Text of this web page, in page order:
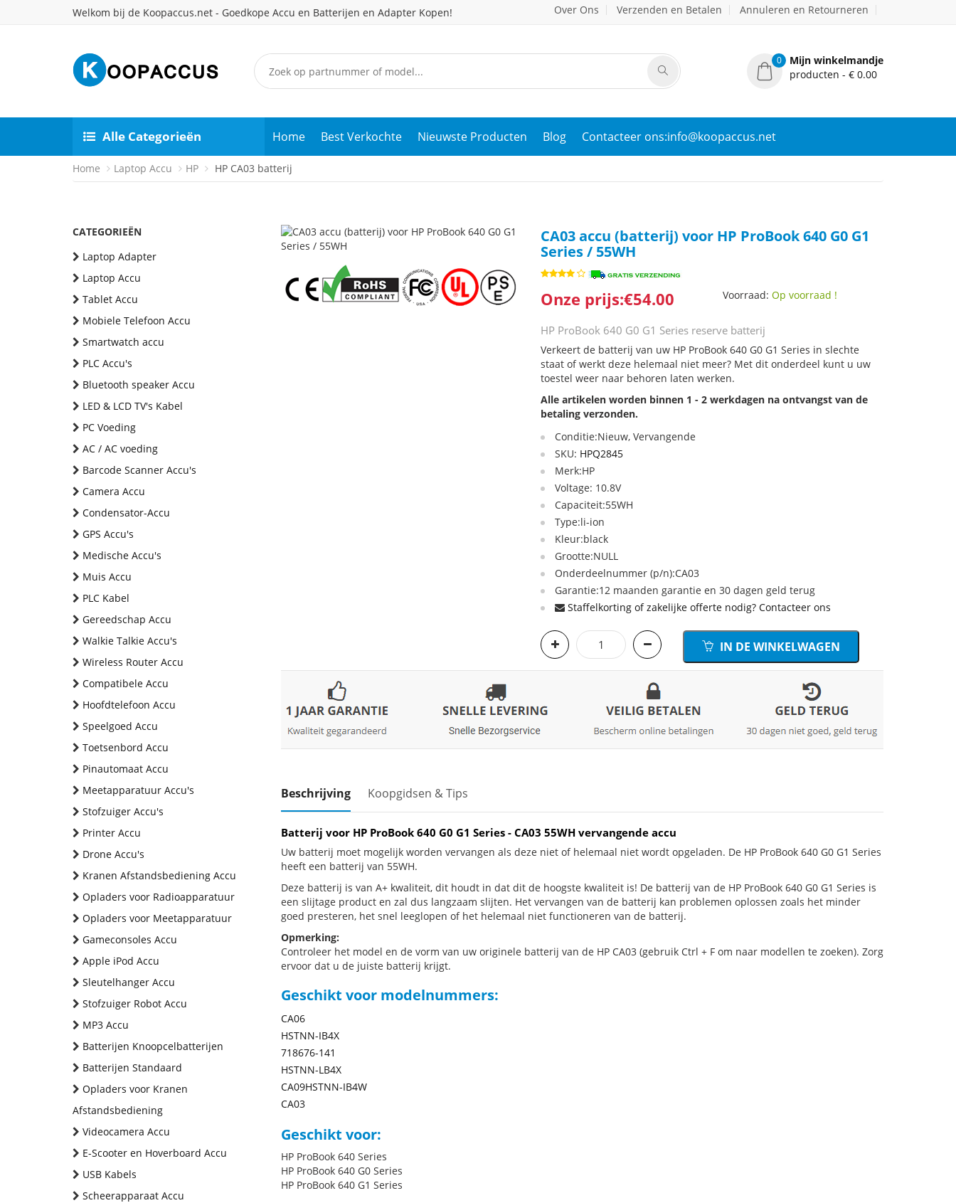
Welkom bij de Koopaccus.net - Goedkope Accu en Batterijen en Adapter Kopen! Over Ons Verzenden en Betalen Annuleren en Retourneren
0
Mijn winkelmandje
producten - € 0.00
Alle Categorieën Home Best Verkochte Nieuwste Producten Blog Contacteer ons:info@koopaccus.net
Home Laptop Accu HP HP CA03 batterij
CATEGORIEËN
Laptop Adapter
Laptop Accu
Tablet Accu
Mobiele Telefoon Accu
Smartwatch accu
PLC Accu's
Bluetooth speaker Accu
LED & LCD TV's Kabel
PC Voeding
AC / AC voeding
Barcode Scanner Accu's
Camera Accu
Condensator-Accu
GPS Accu's
Medische Accu's
Muis Accu
PLC Kabel
Gereedschap Accu
Walkie Talkie Accu's
Wireless Router Accu
Compatibele Accu
Hoofdtelefoon Accu
Speelgoed Accu
Toetsenbord Accu
Pinautomaat Accu
Meetapparatuur Accu's
Stofzuiger Accu's
Printer Accu
Drone Accu's
Kranen Afstandsbediening Accu
Opladers voor Radioapparatuur
Opladers voor Meetapparatuur
Gameconsoles Accu
Apple iPod Accu
Sleutelhanger Accu
Stofzuiger Robot Accu
MP3 Accu
Batterijen Knoopcelbatterijen
Batterijen Standaard
Opladers voor Kranen
Afstandsbediening
Videocamera Accu
E-Scooter en Hoverboard Accu
USB Kabels
Scheerapparaat Accu
CA03 accu (batterij) voor HP ProBook 640 G0 G1
Series / 55WH
Onze prijs:€54.00 Voorraad:Op voorraad !
HP ProBook 640 G0 G1 Series reserve batterij
Verkeert de batterij van uw HP ProBook 640 G0 G1 Series in slechte
staat of werkt deze helemaal niet meer? Met dit onderdeel kunt u uw
toestel weer naar behoren laten werken.
Alle artikelen worden binnen 1 - 2 werkdagen na ontvangst van de
betaling verzonden.
Conditie:Nieuw, Vervangende
SKU: HPQ2845
Merk:HP
Voltage: 10.8V
Capaciteit:55WH
Type:li-ion
Kleur:black
Grootte:NULL
Onderdeelnummer (p/n):CA03
Garantie:12 maanden garantie en 30 dagen geld terug
Staffelkorting of zakelijke offerte nodig? Contacteer ons
IN DE WINKELWAGEN
Beschrijving Koopgidsen & Tips
Batterij voor HP ProBook 640 G0 G1 Series - CA03 55WH vervangende accu
Uw batterij moet mogelijk worden vervangen als deze niet of helemaal niet wordt opgeladen. De HP ProBook 640 G0 G1 Series
heeft een batterij van 55WH.
Deze batterij is van A+ kwaliteit, dit houdt in dat dit de hoogste kwaliteit is! De batterij van de HP ProBook 640 G0 G1 Series is
een slijtage product en zal dus langzaam slijten. Het vervangen van de batterij kan problemen oplossen zoals het minder
goed presteren, het snel leeglopen of het helemaal niet functioneren van de batterij.
Opmerking:
Controleer het model en de vorm van uw originele batterij van de HP CA03 (gebruik Ctrl + F om naar modellen te zoeken). Zorg
ervoor dat u de juiste batterij krijgt.
Geschikt voor modelnummers:
CA06
HSTNN-IB4X
718676-141
HSTNN-LB4X
CA09HSTNN-IB4W
CA03
Geschikt voor:
HP ProBook 640 Series
HP ProBook 640 G0 Series
HP ProBook 640 G1 Series